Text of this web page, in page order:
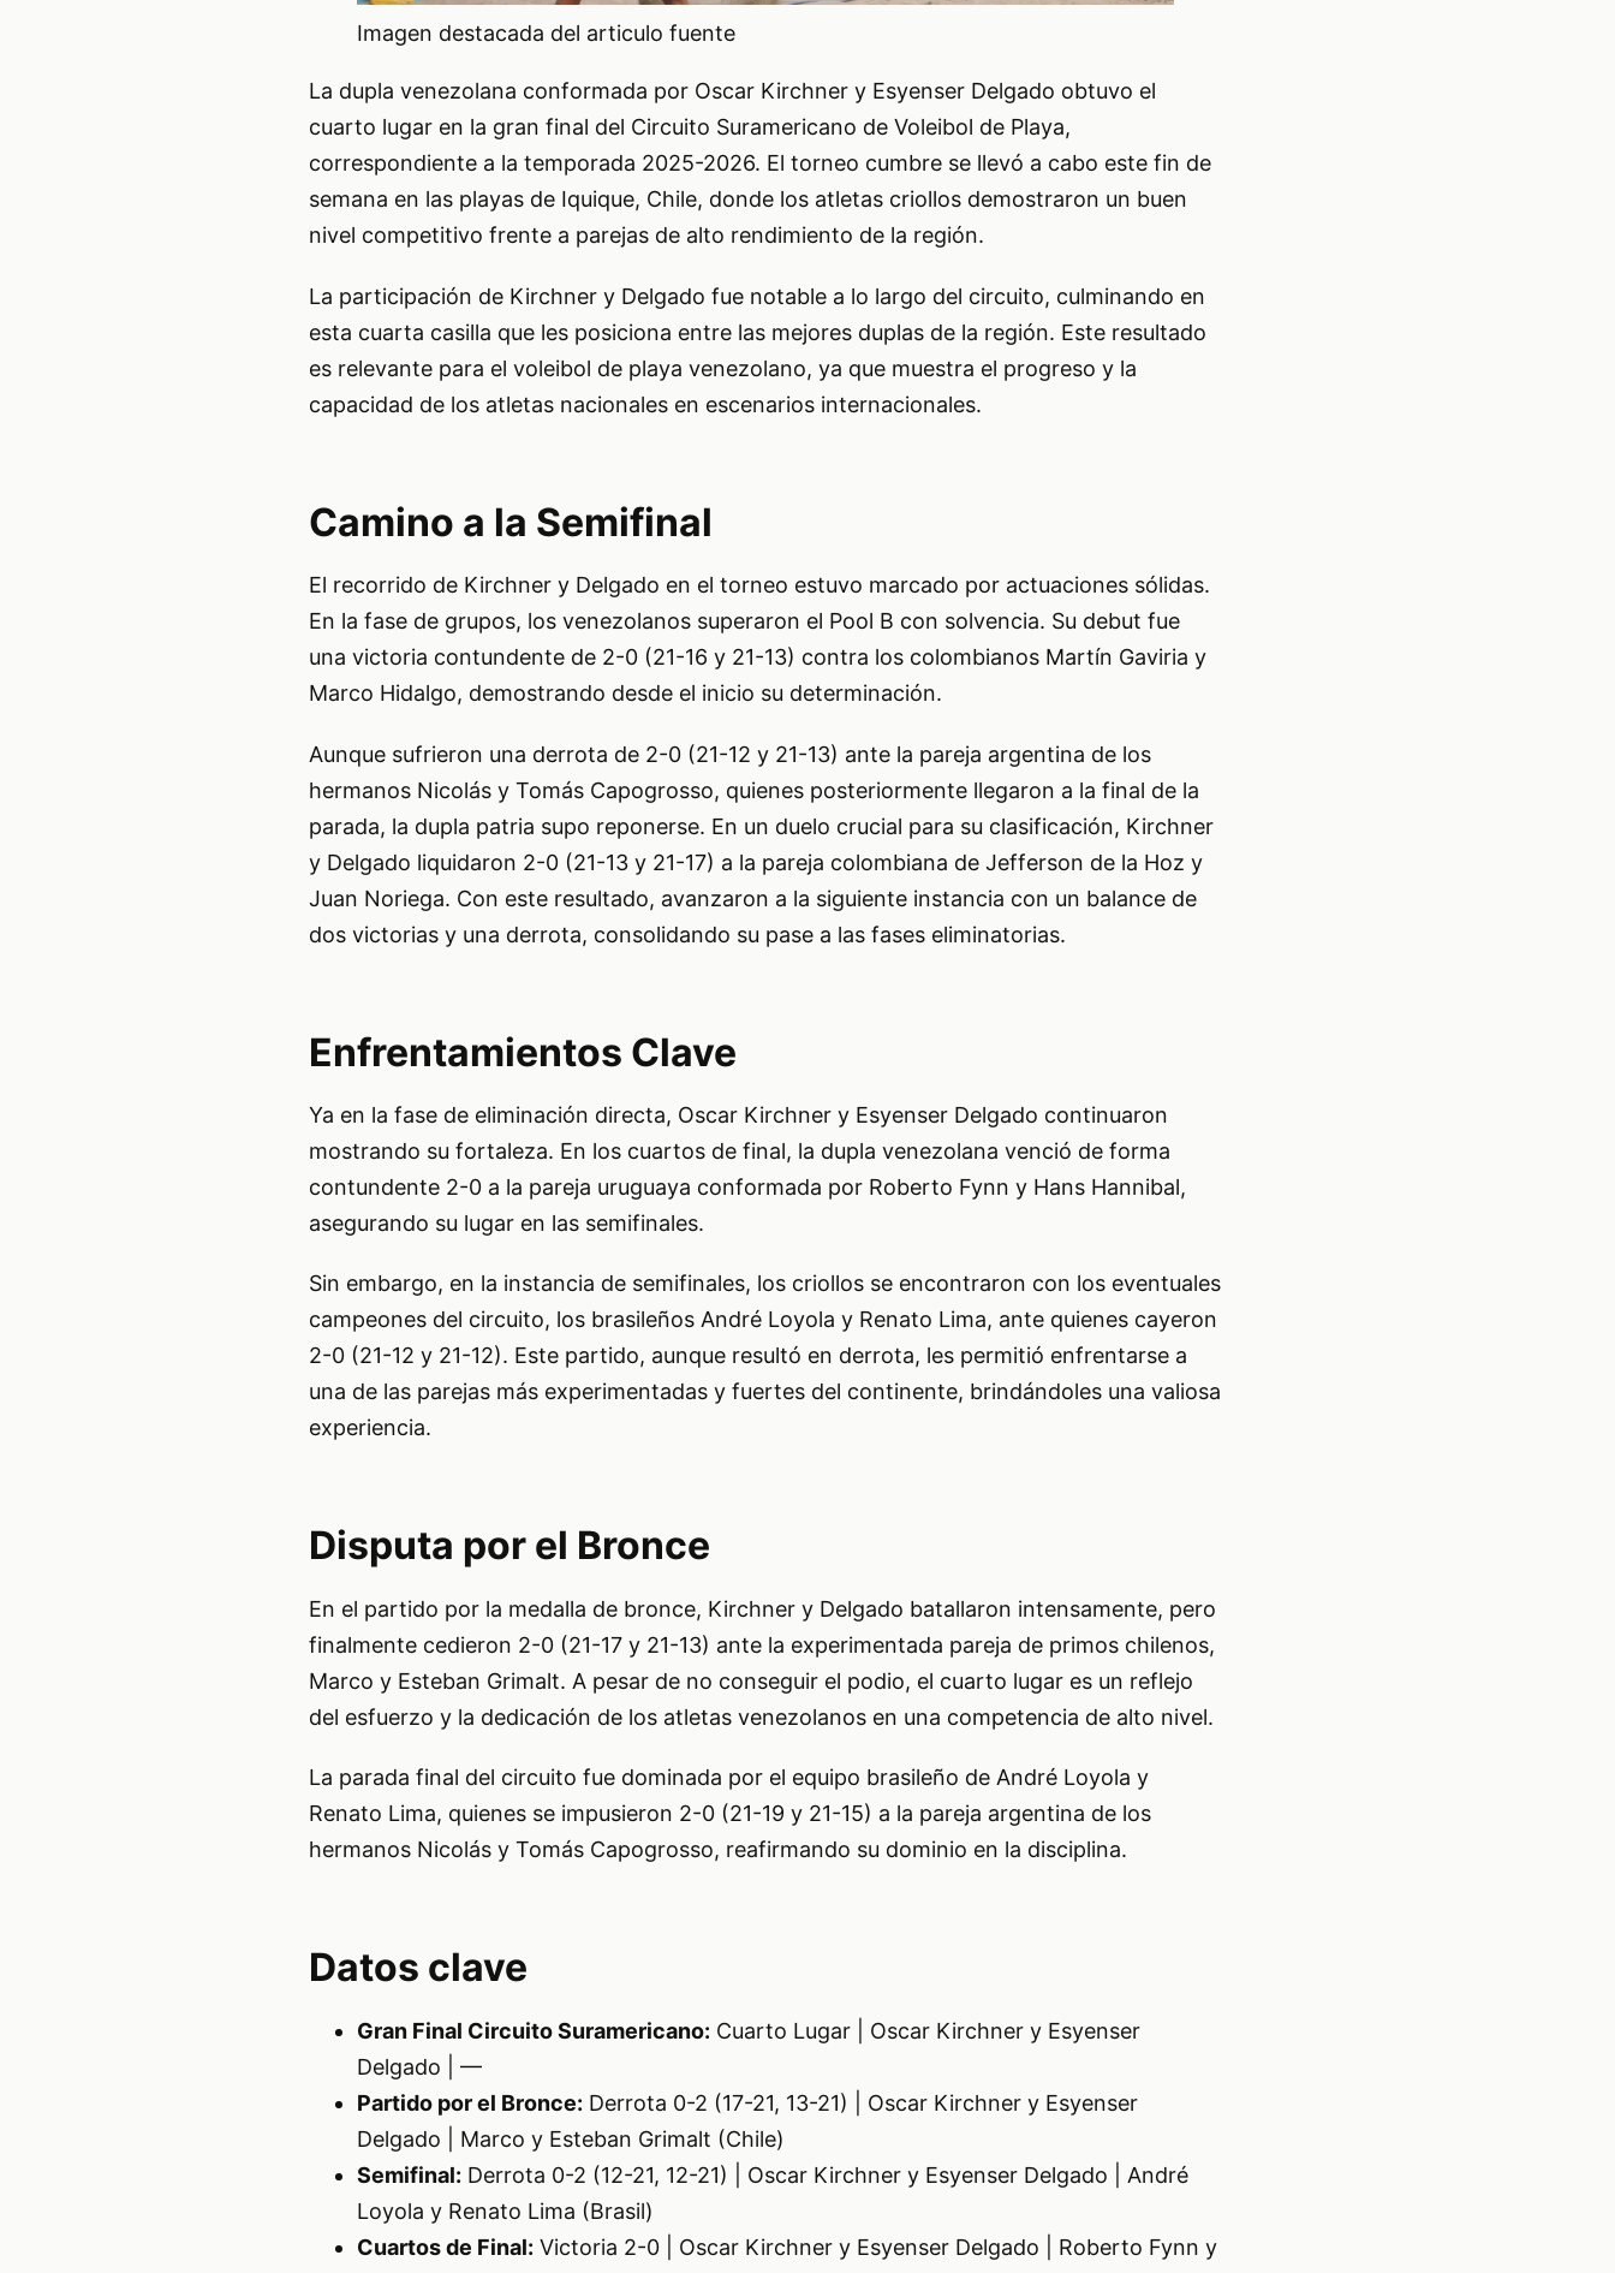
Imagen destacada del articulo fuente
La dupla venezolana conformada por Oscar Kirchner y Esyenser Delgado obtuvo el
cuarto lugar en la gran final del Circuito Suramericano de Voleibol de Playa,
correspondiente a la temporada 2025-2026. El torneo cumbre se llevó a cabo este fin de
semana en las playas de Iquique, Chile, donde los atletas criollos demostraron un buen
nivel competitivo frente a parejas de alto rendimiento de la región.
La participación de Kirchner y Delgado fue notable a lo largo del circuito, culminando en
esta cuarta casilla que les posiciona entre las mejores duplas de la región. Este resultado
es relevante para el voleibol de playa venezolano, ya que muestra el progreso y la
capacidad de los atletas nacionales en escenarios internacionales.
Camino a la Semifinal
El recorrido de Kirchner y Delgado en el torneo estuvo marcado por actuaciones sólidas.
En la fase de grupos, los venezolanos superaron el Pool B con solvencia. Su debut fue
una victoria contundente de 2-0 (21-16 y 21-13) contra los colombianos Martín Gaviria y
Marco Hidalgo, demostrando desde el inicio su determinación.
Aunque sufrieron una derrota de 2-0 (21-12 y 21-13) ante la pareja argentina de los
hermanos Nicolás y Tomás Capogrosso, quienes posteriormente llegaron a la final de la
parada, la dupla patria supo reponerse. En un duelo crucial para su clasificación, Kirchner
y Delgado liquidaron 2-0 (21-13 y 21-17) a la pareja colombiana de Jefferson de la Hoz y
Juan Noriega. Con este resultado, avanzaron a la siguiente instancia con un balance de
dos victorias y una derrota, consolidando su pase a las fases eliminatorias.
Enfrentamientos Clave
Ya en la fase de eliminación directa, Oscar Kirchner y Esyenser Delgado continuaron
mostrando su fortaleza. En los cuartos de final, la dupla venezolana venció de forma
contundente 2-0 a la pareja uruguaya conformada por Roberto Fynn y Hans Hannibal,
asegurando su lugar en las semifinales.
Sin embargo, en la instancia de semifinales, los criollos se encontraron con los eventuales
campeones del circuito, los brasileños André Loyola y Renato Lima, ante quienes cayeron
2-0 (21-12 y 21-12). Este partido, aunque resultó en derrota, les permitió enfrentarse a
una de las parejas más experimentadas y fuertes del continente, brindándoles una valiosa
experiencia.
Disputa por el Bronce
En el partido por la medalla de bronce, Kirchner y Delgado batallaron intensamente, pero
finalmente cedieron 2-0 (21-17 y 21-13) ante la experimentada pareja de primos chilenos,
Marco y Esteban Grimalt. A pesar de no conseguir el podio, el cuarto lugar es un reflejo
del esfuerzo y la dedicación de los atletas venezolanos en una competencia de alto nivel.
La parada final del circuito fue dominada por el equipo brasileño de André Loyola y
Renato Lima, quienes se impusieron 2-0 (21-19 y 21-15) a la pareja argentina de los
hermanos Nicolás y Tomás Capogrosso, reafirmando su dominio en la disciplina.
Datos clave
Gran Final Circuito Suramericano: Cuarto Lugar | Oscar Kirchner y Esyenser
Delgado | —
Partido por el Bronce: Derrota 0-2 (17-21, 13-21) | Oscar Kirchner y Esyenser
Delgado | Marco y Esteban Grimalt (Chile)
Semifinal: Derrota 0-2 (12-21, 12-21) | Oscar Kirchner y Esyenser Delgado | André
Loyola y Renato Lima (Brasil)
Cuartos de Final: Victoria 2-0 | Oscar Kirchner y Esyenser Delgado | Roberto Fynn y